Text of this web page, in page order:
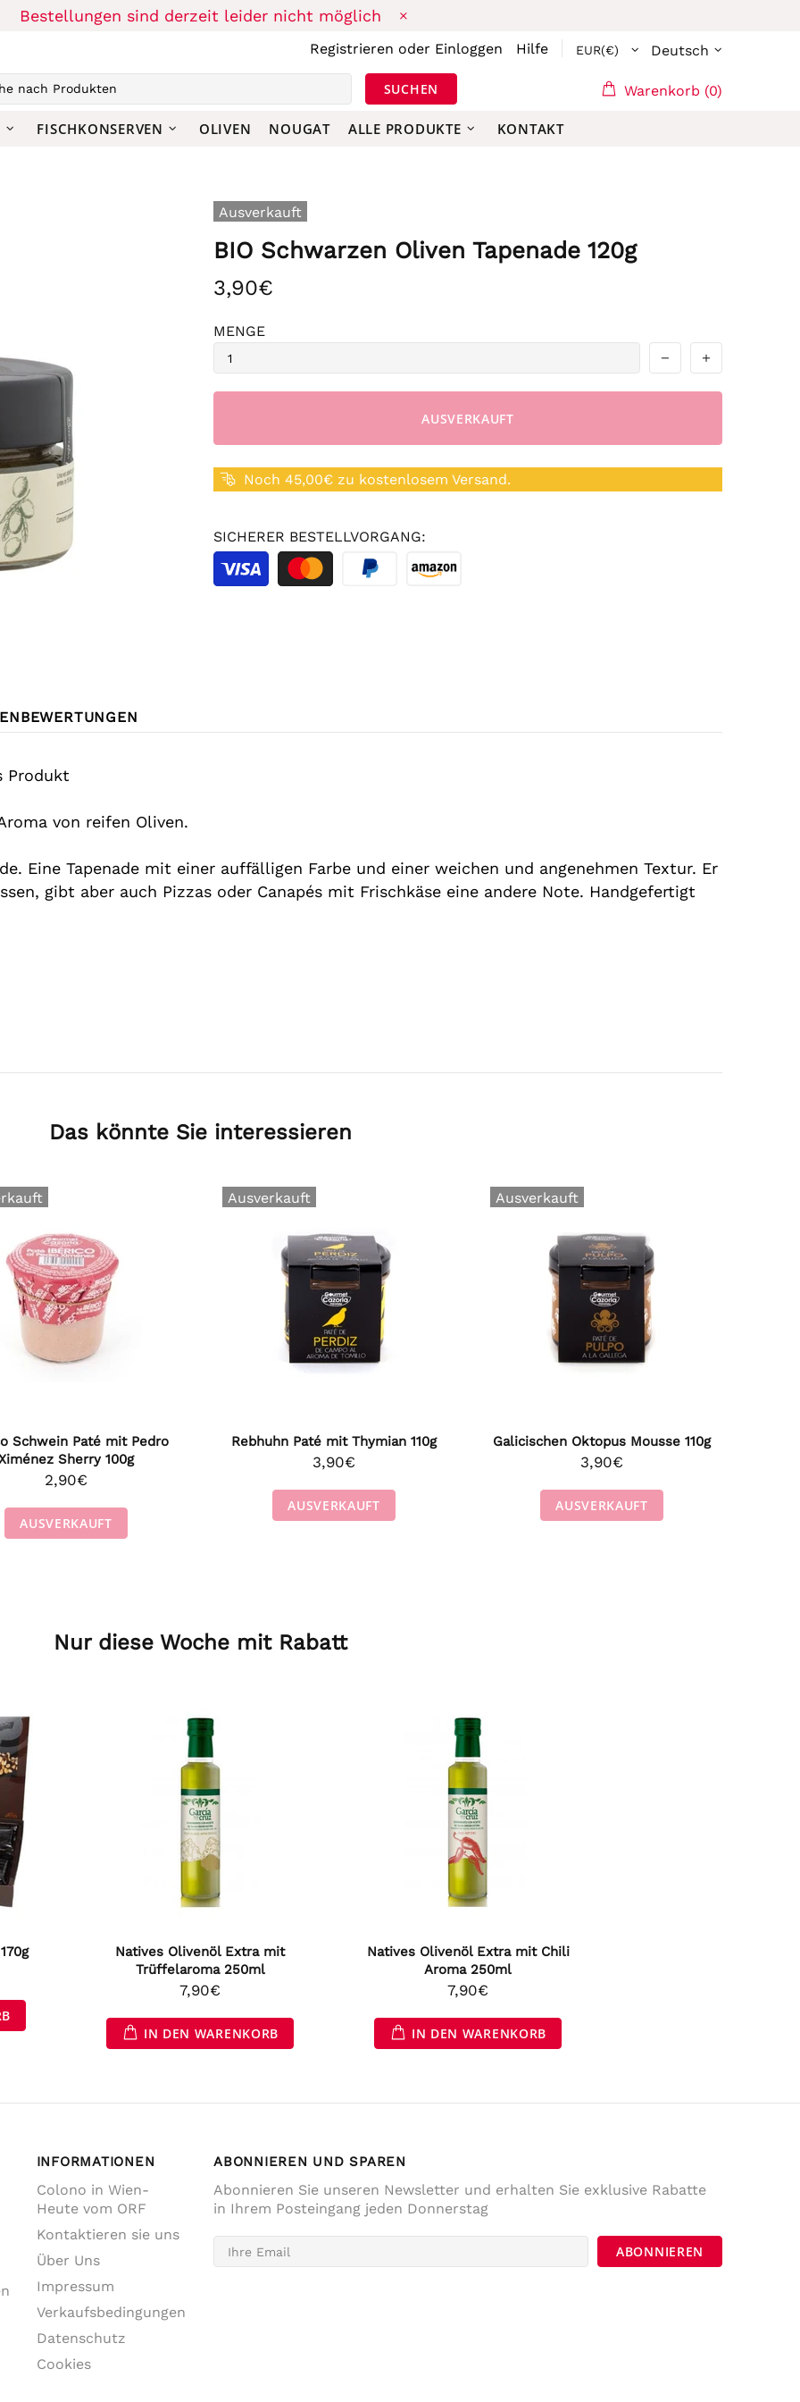
Bestellungen sind derzeit leider nicht möglich
Registrieren oder Einloggen Hilfe Deutsch
SUCHEN Warenkorb (0)
FISCHKONSERVEN OLIVEN NOUGAT ALLE PRODUKTE KONTAKT
Ausverkauft
BIO Schwarzen Oliven Tapenade 120g
3,90€
MENGE
AUSVERKAUFT
Noch 45,00€ zu kostenlosem Versand.
SICHERER BESTELLVORGANG:
Produkt
Aroma von reifen Oliven.
Eine Tapenade mit einer auffälligen Farbe und einer weichen und angenehmen Textur. Er
gibt aber auch Pizzas oder Canapés mit Frischkäse eine andere Note. Handgefertigt
Das könnte Sie interessieren
Nur diese Woche mit Rabatt
Natives Olivenöl Extra mit
Trüffelaroma 250ml
7,90€
IN DEN WARENKORB
Natives Olivenöl Extra mit Chili
Aroma 250ml
7,90€
IN DEN WARENKORB
INFORMATIONEN
Colono in Wien-
Heute vom ORF
Kontaktieren sie uns
Über Uns
Impressum
Verkaufsbedingungen
Datenschutz
Cookies
ABONNIEREN UND SPAREN
Abonnieren Sie unseren Newsletter und erhalten Sie exklusive Rabatte
in Ihrem Posteingang jeden Donnerstag
4,7 Rating 141 Bewertungen
Anonym
Verifizierter Kunde
Die Lieferung war prompt und schnell. Der
Twitter
ich bin mit der Qualität der Produkte
überaus zufrieden, würde auch sehr gerne
weiter bei Ihnen bestellen, allerdings nur,